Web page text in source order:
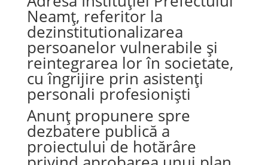
Neamț, referitor la
dezinstitutionalizarea
persoanelor vulnerabile și
reintegrarea lor în societate,
cu îngrijire prin asistenți
personali profesioniști
Anunț propunere spre
dezbatere publică a
proiectului de hotărâre